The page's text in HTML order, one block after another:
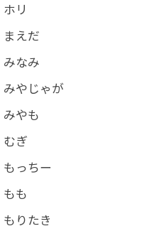
ホリ
まえだ
みなみ
みやじゃが
みやも
むぎ
もっちー
もも
もりたき